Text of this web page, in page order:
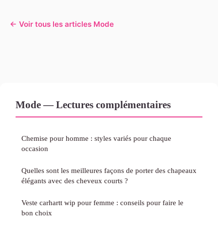
← Voir tous les articles Mode
Mode — Lectures complémentaires
Chemise pour homme : styles variés pour chaque
occasion
Quelles sont les meilleures façons de porter des chapeaux
élégants avec des cheveux courts ?
Veste carhartt wip pour femme : conseils pour faire le
bon choix